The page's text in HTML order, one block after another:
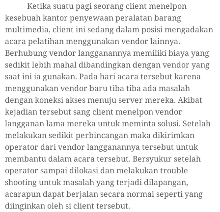
Ketika suatu pagi seorang client menelpon
kesebuah kantor penyewaan peralatan barang
multimedia, client ini sedang dalam posisi mengadakan
acara pelatihan menggunakan vendor lainnya.
Berhubung vendor langganannya memiliki biaya yang
sedikit lebih mahal dibandingkan dengan vendor yang
saat ini ia gunakan. Pada hari acara tersebut karena
menggunakan vendor baru tiba tiba ada masalah
dengan koneksi akses menuju server mereka. Akibat
kejadian tersebut sang client menelpon vendor
langganan lama mereka untuk meminta solusi. Setelah
melakukan sedikit perbincangan maka dikirimkan
operator dari vendor langganannya tersebut untuk
membantu dalam acara tersebut. Bersyukur setelah
operator sampai dilokasi dan melakukan trouble
shooting untuk masalah yang terjadi dilapangan,
acarapun dapat berjalan secara normal seperti yang
diinginkan oleh si client tersebut.